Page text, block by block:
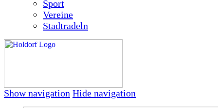
Sport
Vereine
Stadtradeln
Show navigation Hide navigation